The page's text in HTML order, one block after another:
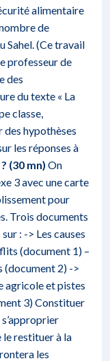
alimentaire
de
Sahel. (Ce travail
professeur de
des
du texte « La
classe,
des hypothèses
les réponses à
(30 mn) On
3 avec une carte
pour
Trois documents
: -> Les causes
(document 1) –
(document 2) ->
agricole et pistes
3) Constituer
le restituer à la
les